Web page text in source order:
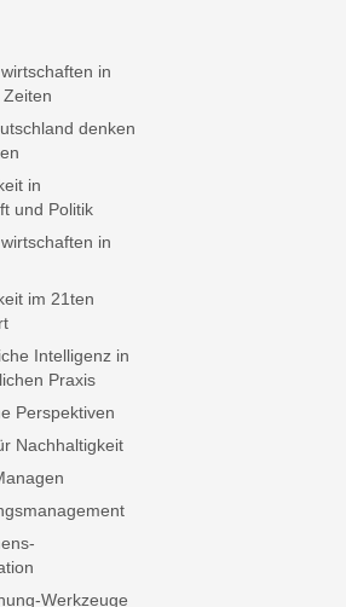
in
denken
in
und Politik
in
im 21ten
Intelligenz in
Praxis
Perspektiven
Nachhaltigkeit
Werkzeuge